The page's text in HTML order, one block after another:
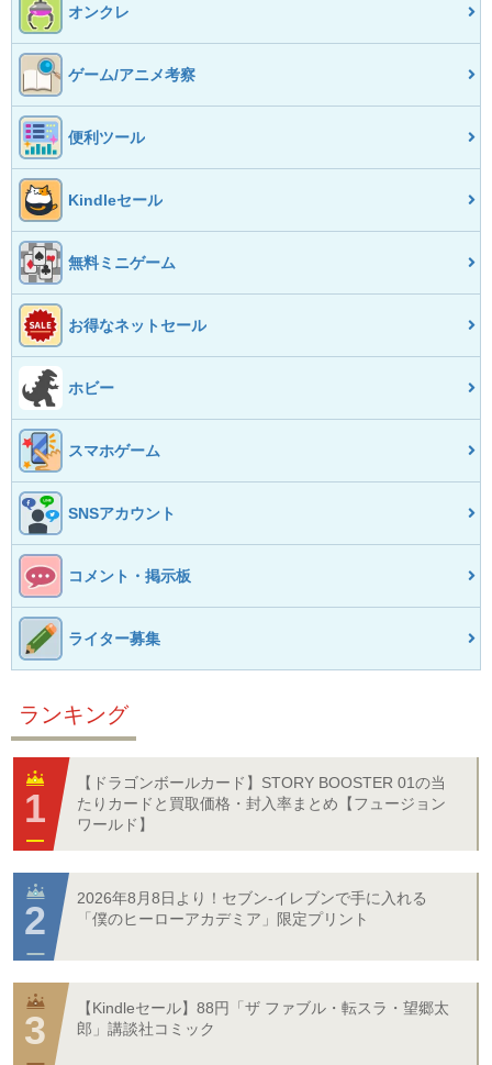
オンクレ
ゲーム/アニメ考察
便利ツール
Kindleセール
無料ミニゲーム
お得なネットセール
ホビー
スマホゲーム
SNSアカウント
コメント・掲示板
ライター募集
ランキング
【ドラゴンボールカード】STORY BOOSTER 01の当
たりカードと買取価格・封入率まとめ【フュージョン
ワールド】
2026年8月8日より！セブン‐イレブンで手に入れる
「僕のヒーローアカデミア」限定プリント
【Kindleセール】88円「ザ ファブル・転スラ・望郷太
郎」講談社コミック